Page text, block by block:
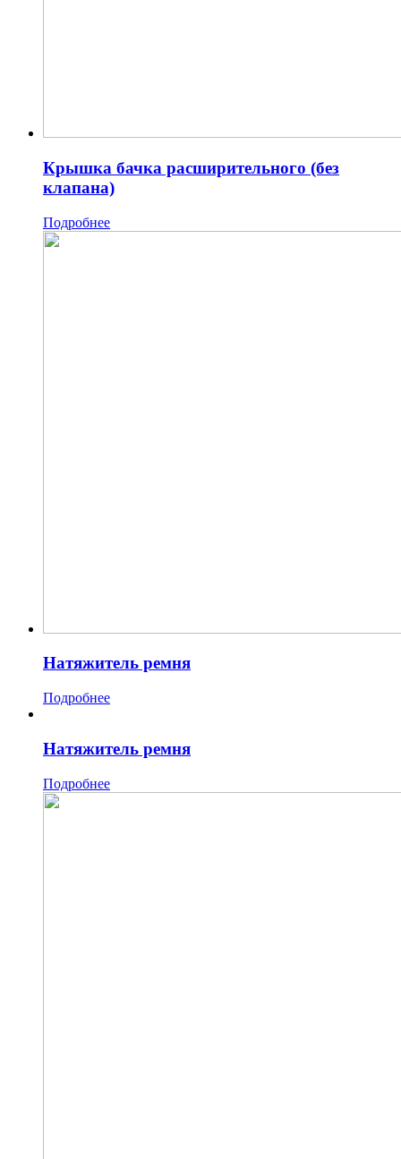
Крышка бачка расширительного (без
клапана)
Подробнее
Натяжитель ремня
Подробнее
Натяжитель ремня
Подробнее